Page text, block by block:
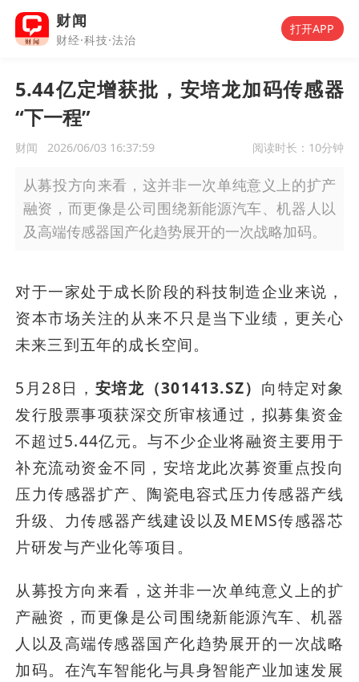
财闻
财经·科技·法治
打开APP
5.44亿定增获批，安培龙加码传感器
“下一程”
财闻 2026/06/03 16:37:59 阅读时长： 10分钟
从募投方向来看，这并非一次单纯意义上的扩产
融资，而更像是公司围绕新能源汽车、机器人以
及高端传感器国产化趋势展开的一次战略加码。
对于一家处于成长阶段的科技制造企业来说，
资本市场关注的从来不只是当下业绩，更关心
未来三到五年的成长空间。
5月28日， 安培龙（301413.SZ） 向特定对象
发行股票事项获深交所审核通过，拟募集资金
不超过5.44亿元。与不少企业将融资主要用于
补充流动资金不同，安培龙此次募资重点投向
压力传感器扩产、陶瓷电容式压力传感器产线
升级、力传感器产线建设以及MEMS传感器芯
片研发与产业化等项目。
从募投方向来看，这并非一次单纯意义上的扩
产融资，而更像是公司围绕新能源汽车、机器
人以及高端传感器国产化趋势展开的一次战略
加码。在汽车智能化与具身智能产业加速发展